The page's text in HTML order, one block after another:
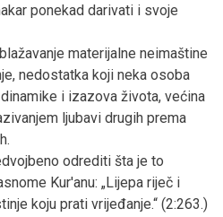
ponekad darivati i svoje
materijalne neimaštine
nedostatka koji neka osoba
i izazova života, većina
ljubavi drugih prema
odrediti šta je to
Kur'anu: „Lijepa riječ i
koju prati vrijeđanje.“ (2:263.)